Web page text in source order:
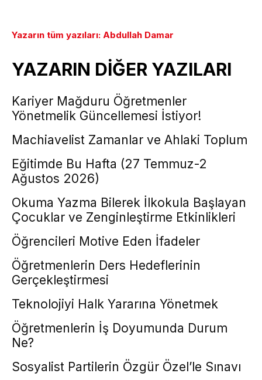
Yazarın tüm yazıları: Abdullah Damar
YAZARIN DİĞER YAZILARI
Kariyer Mağduru Öğretmenler
Yönetmelik Güncellemesi İstiyor!
Machiavelist Zamanlar ve Ahlaki Toplum
Eğitimde Bu Hafta (27 Temmuz-2
Ağustos 2026)
Okuma Yazma Bilerek İlkokula Başlayan
Çocuklar ve Zenginleştirme Etkinlikleri
Öğrencileri Motive Eden İfadeler
Öğretmenlerin Ders Hedeflerinin
Gerçekleştirmesi
Teknolojiyi Halk Yararına Yönetmek
Öğretmenlerin İş Doyumunda Durum
Ne?
Sosyalist Partilerin Özgür Özel’le Sınavı